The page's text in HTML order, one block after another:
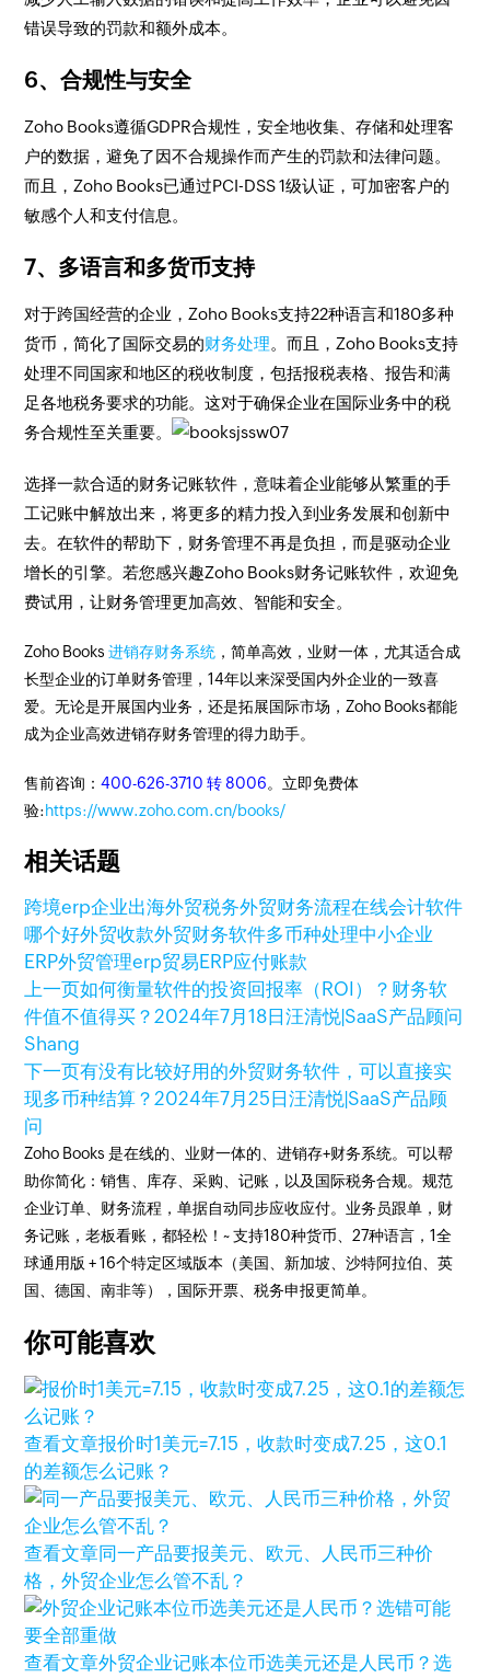
错误导致的罚款和额外成本。
6、合规性与安全
Zoho Books遵循GDPR合规性，安全地收集、存储和处理客
户的数据，避免了因不合规操作而产生的罚款和法律问题。
而且，Zoho Books已通过PCI-DSS 1级认证，可加密客户的
敏感个人和支付信息。
7、多语言和多货币支持
对于跨国经营的企业，Zoho Books支持22种语言和180多种
货币，简化了国际交易的财务处理。而且，Zoho Books支持
处理不同国家和地区的税收制度，包括报税表格、报告和满
足各地税务要求的功能。这对于确保企业在国际业务中的税
务合规性至关重要。
选择一款合适的财务记账软件，意味着企业能够从繁重的手
工记账中解放出来，将更多的精力投入到业务发展和创新中
去。在软件的帮助下，财务管理不再是负担，而是驱动企业
增长的引擎。若您感兴趣Zoho Books财务记账软件，欢迎免
费试用，让财务管理更加高效、智能和安全。
Zoho Books进销存财务系统 ，简单高效，业财一体，尤其适合成
长型企业的订单财务管理，14年以来深受国内外企业的一致喜
爱。无论是开展国内业务，还是拓展国际市场，Zoho Books都能
成为企业高效进销存财务管理的得力助手。
售前咨询：400-626-3710 转 8006。立即免费体
验:https://www.zoho.com.cn/books/
相关话题
跨境erp企业出海外贸税务外贸财务流程在线会计软件
哪个好外贸收款外贸财务软件多币种处理中小企业
ERP外贸管理erp贸易ERP应付账款
上一页如何衡量软件的投资回报率（ROI）？财务软
件值不值得买？2024年7月18日汪清悦|SaaS产品顾问
Shang
下一页有没有比较好用的外贸财务软件，可以直接实
现多币种结算？2024年7月25日汪清悦|SaaS产品顾
问
Zoho Books 是在线的、业财一体的、进销存+财务系统。可以帮
助你简化：销售、库存、采购、记账，以及国际税务合规。规范
企业订单、财务流程，单据自动同步应收应付。业务员跟单，财
务记账，老板看账，都轻松！~ 支持180种货币、27种语言，1全
球通用版 + 16个特定区域版本（美国、新加坡、沙特阿拉伯、英
国、德国、南非等），国际开票、税务申报更简单。
你可能喜欢
查看文章报价时1美元=7.15，收款时变成7.25，这0.1
的差额怎么记账？
查看文章同一产品要报美元、欧元、人民币三种价
格，外贸企业怎么管不乱？
查看文章外贸企业记账本位币选美元还是人民币？选